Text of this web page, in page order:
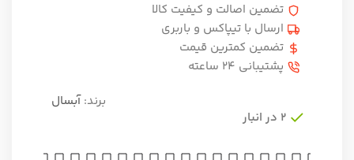
تضمین اصالت و کیفیت کالا
ارسال با تیپاکس و باربری
تضمین کمترین قیمت
پشتیبانی ۲۴ ساعته
برند:آبسال
2 در انبار